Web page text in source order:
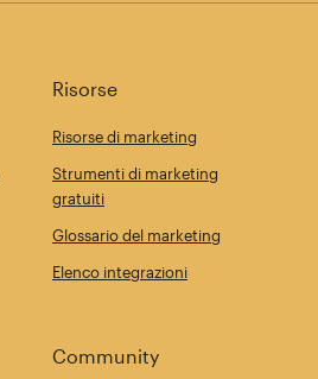
Risorse
Risorse di marketing
Strumenti di marketing
gratuiti
Glossario del marketing
Elenco integrazioni
Community